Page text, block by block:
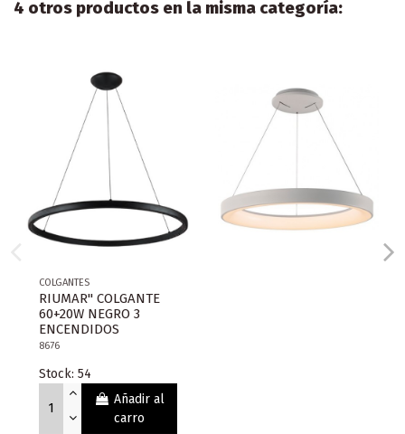
4 otros productos en la misma categoría:
COLGANTES
RIUMAR" COLGANTE
60+20W NEGRO 3
ENCENDIDOS
8676
Stock: 54
Añadir al
carro